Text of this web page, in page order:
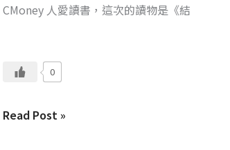
CMoney 人愛讀書，這次的讀物是《結
0
Read Post »